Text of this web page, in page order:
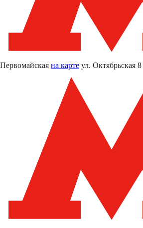
Первомайская на карте ул. Октябрьская 8